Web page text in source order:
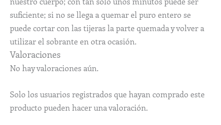
suficiente; si no se llega a quemar el puro entero se
puede cortar con las tijeras la parte quemada y volver a
utilizar el sobrante en otra ocasión.
Valoraciones
No hay valoraciones aún.
Solo los usuarios registrados que hayan comprado este
producto pueden hacer una valoración.